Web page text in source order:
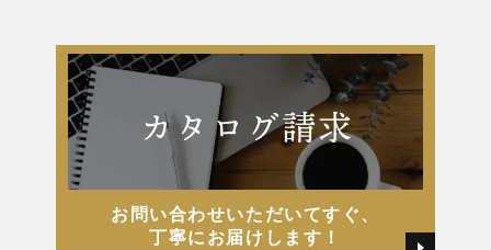
松嶋 美千代
河俣 亜夢
2025年6月
2025年5月
お問い合わせいただいてすぐ、
丁寧にお届けします！